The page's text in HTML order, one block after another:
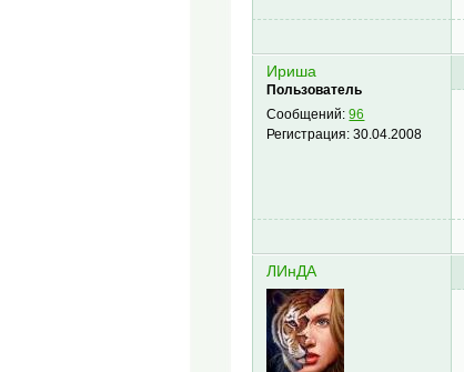
Ириша
Пользователь
Сообщений:96
Регистрация:30.04.2008
ЛИнДА